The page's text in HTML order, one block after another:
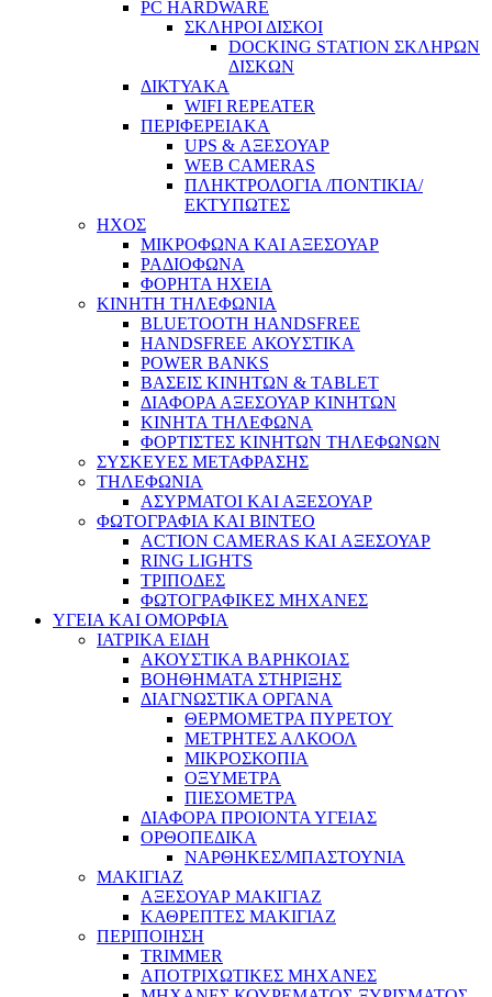
PC HARDWARE
ΣΚΛΗΡΟΙ ΔΙΣΚΟΙ
DOCKING STATION ΣΚΛΗΡΩΝ
ΔΙΣΚΩΝ
ΔΙΚΤΥΑΚΑ
WIFI REPEATER
ΠΕΡΙΦΕΡΕΙΑΚΑ
UPS & ΑΞΕΣΟΥΑΡ
WEB CAMERAS
ΠΛΗΚΤΡΟΛΟΓΙΑ /ΠΟΝΤΙΚΙΑ/
ΕΚΤΥΠΩΤΕΣ
ΗΧΟΣ
ΜΙΚΡΟΦΩΝΑ ΚΑΙ ΑΞΕΣΟΥΑΡ
ΡΑΔΙΟΦΩΝΑ
ΦΟΡΗΤΑ ΗΧΕΙΑ
ΚΙΝΗΤΗ ΤΗΛΕΦΩΝΙΑ
BLUETOOTH HANDSFREE
HANDSFREE ΑΚΟΥΣΤΙΚΑ
POWER BANKS
ΒΑΣΕΙΣ ΚΙΝΗΤΩΝ & TABLET
ΔΙΑΦΟΡΑ ΑΞΕΣΟΥΑΡ ΚΙΝΗΤΩΝ
ΚΙΝΗΤΑ ΤΗΛΕΦΩΝΑ
ΦΟΡΤΙΣΤΕΣ ΚΙΝΗΤΩΝ ΤΗΛΕΦΩΝΩΝ
ΣΥΣΚΕΥΕΣ ΜΕΤΑΦΡΑΣΗΣ
ΤΗΛΕΦΩΝΙΑ
ΑΣΥΡΜΑΤΟΙ ΚΑΙ ΑΞΕΣΟΥΑΡ
ΦΩΤΟΓΡΑΦΙΑ ΚΑΙ ΒΙΝΤΕΟ
ACTION CAMERAS KAI ΑΞΕΣΟΥΑΡ
RING LIGHTS
ΤΡΙΠΟΔΕΣ
ΦΩΤΟΓΡΑΦΙΚΕΣ ΜΗΧΑΝΕΣ
ΥΓΕΙΑ ΚΑΙ ΟΜΟΡΦΙΑ
ΙΑΤΡΙΚΑ ΕΙΔΗ
ΑΚΟΥΣΤΙΚΑ ΒΑΡΗΚΟΙΑΣ
ΒΟΗΘΗΜΑΤΑ ΣΤΗΡΙΞΗΣ
ΔΙΑΓΝΩΣΤΙΚΑ ΟΡΓΑΝΑ
ΘΕΡΜΟΜΕΤΡΑ ΠΥΡΕΤΟΥ
ΜΕΤΡΗΤΕΣ ΑΛΚΟΟΛ
ΜΙΚΡΟΣΚΟΠΙΑ
ΟΞΥΜΕΤΡΑ
ΠΙΕΣΟΜΕΤΡΑ
ΔΙΑΦΟΡΑ ΠΡΟΙΟΝΤΑ ΥΓΕΙΑΣ
ΟΡΘΟΠΕΔΙΚΑ
ΝΑΡΘΗΚΕΣ/ΜΠΑΣΤΟΥΝΙΑ
ΜΑΚΙΓΙΑΖ
ΑΞΕΣΟΥΑΡ ΜΑΚΙΓΙΑΖ
ΚΑΘΡΕΠΤΕΣ ΜΑΚΙΓΙΑΖ
ΠΕΡΙΠΟΙΗΣΗ
TRIMMER
ΑΠΟΤΡΙΧΩΤΙΚΕΣ ΜΗΧΑΝΕΣ